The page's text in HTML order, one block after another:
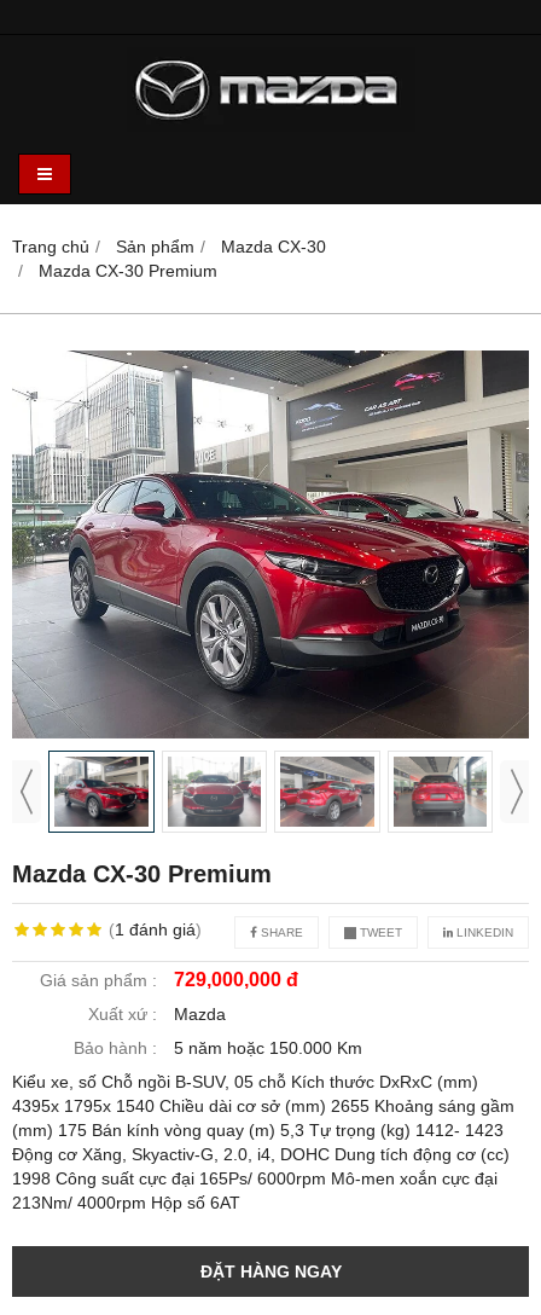
Trang chủ Sản phẩm
Mazda CX-30
Mazda CX-30 Premium
Mazda CX-30 Premium
(1 đánh giá) SHARE TWEET LINKEDIN
Giá sản phẩm : 729,000,000 đ
Xuất xứ :
Mazda
Bảo hành :
5 năm hoặc 150.000 Km
Kiểu xe, số Chỗ ngồi B-SUV, 05 chỗ Kích thước DxRxC (mm)
4395x 1795x 1540 Chiều dài cơ sở (mm) 2655 Khoảng sáng gầm
(mm) 175 Bán kính vòng quay (m) 5,3 Tự trọng (kg) 1412- 1423
Động cơ Xăng, Skyactiv-G, 2.0, i4, DOHC Dung tích động cơ (cc)
1998 Công suất cực đại 165Ps/ 6000rpm Mô-men xoắn cực đại
213Nm/ 4000rpm Hộp số 6AT
ĐẶT HÀNG NGAY